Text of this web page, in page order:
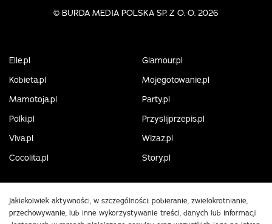
© BURDA MEDIA POLSKA SP. Z O. O. 2026
Elle.pl
Glamour.pl
Kobieta.pl
Mojegotowanie.pl
Mamotoja.pl
Party.pl
Polki.pl
Przyslijprzepis.pl
Viva.pl
Wizaz.pl
Cocolita.pl
Story.pl
Jakiekolwiek aktywności, w szczególności: pobieranie, zwielokrotnianie,
przechowywanie, lub inne wykorzystywanie treści, danych lub informacji